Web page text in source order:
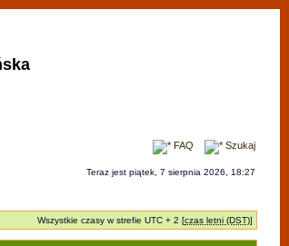
FAQ Szukaj
Teraz jest piątek, 7 sierpnia 2026, 18:27
Wszystkie czasy w strefie UTC + 2 [czas letni (DST)]